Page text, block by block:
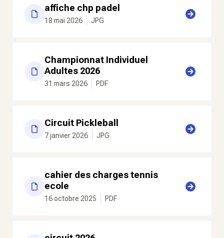
affiche chp padel
18 mai 2026 JPG
Championnat Individuel
Adultes 2026
31 mars 2026 PDF
Circuit Pickleball
7 janvier 2026 JPG
cahier des charges tennis
ecole
16 octobre 2025 PDF